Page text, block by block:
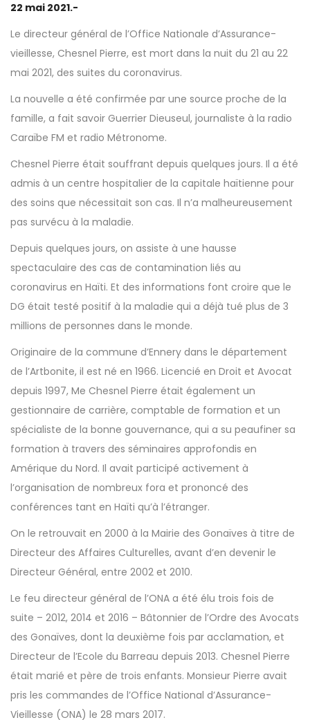
22 mai 2021.-
Le directeur général de l’Office Nationale d’Assurance-
vieillesse, Chesnel Pierre, est mort dans la nuit du 21 au 22
mai 2021, des suites du coronavirus.
La nouvelle a été confirmée par une source proche de la
famille, a fait savoir Guerrier Dieuseul, journaliste à la radio
Caraïbe FM et radio Métronome.
Chesnel Pierre était souffrant depuis quelques jours. Il a été
admis à un centre hospitalier de la capitale haïtienne pour
des soins que nécessitait son cas. Il n’a malheureusement
pas survécu à la maladie.
Depuis quelques jours, on assiste à une hausse
spectaculaire des cas de contamination liés au
coronavirus en Haïti. Et des informations font croire que le
DG était testé positif à la maladie qui a déjà tué plus de 3
millions de personnes dans le monde.
Originaire de la commune d’Ennery dans le département
de l’Artbonite, il est né en 1966. Licencié en Droit et Avocat
depuis 1997, Me Chesnel Pierre était également un
gestionnaire de carrière, comptable de formation et un
spécialiste de la bonne gouvernance, qui a su peaufiner sa
formation à travers des séminaires approfondis en
Amérique du Nord. Il avait participé activement à
l’organisation de nombreux fora et prononcé des
conférences tant en Haïti qu’à l’étranger.
On le retrouvait en 2000 à la Mairie des Gonaïves à titre de
Directeur des Affaires Culturelles, avant d’en devenir le
Directeur Général, entre 2002 et 2010.
Le feu directeur général de l’ONA a été élu trois fois de
suite – 2012, 2014 et 2016 – Bâtonnier de l’Ordre des Avocats
des Gonaïves, dont la deuxième fois par acclamation, et
Directeur de l’Ecole du Barreau depuis 2013. Chesnel Pierre
était marié et père de trois enfants. Monsieur Pierre avait
pris les commandes de l’Office National d’Assurance-
Vieillesse (ONA) le 28 mars 2017.